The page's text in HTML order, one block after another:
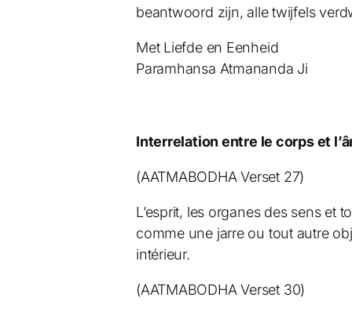
beantwoord zijn, alle twijfels
Met Liefde en Eenheid
Paramhansa Atmananda Ji
Interrelation entre le corps et
(AATMABODHA Verset 27)
L’esprit, les organes des sens et
comme une jarre ou tout autre
intérieur.
(AATMABODHA Verset 30)